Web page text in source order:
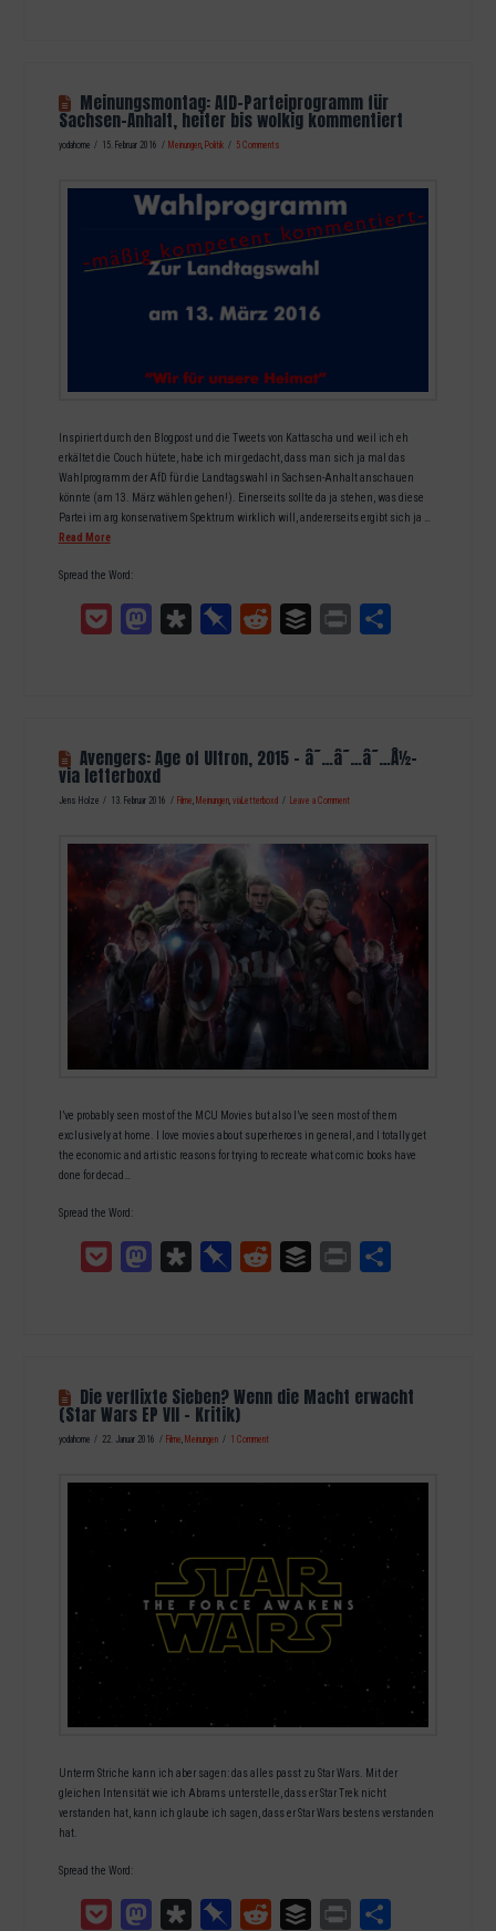
Meinungsmontag: AfD-Parteiprogramm für
Sachsen-Anhalt, heiter bis wolkig kommentiert
yodahome 15. Februar 2016 Meinungen, Politik 5 Comments
Inspiriert durch den Blogpost und die Tweets von Kattascha und weil ich eh
erkältet die Couch hütete, habe ich mir gedacht, dass man sich ja mal das
Wahlprogramm der AfD für die Landtagswahl in Sachsen-Anhalt anschauen
könnte (am 13. März wählen gehen!). Einerseits sollte da ja stehen, was diese
Partei im arg konservativem Spektrum wirklich will, andererseits ergibt sich ja …
Read More
Spread the Word:
Pocket MastodonDiasporaPinboardReddit Buffer Print
Avengers: Age of Ultron, 2015 – â˜…â˜…â˜…Â½-
via letterboxd
Jens Holze 13. Februar 2016 Filme, Meinungen,viaLetterboxd Leave a Comment
I’ve probably seen most of the MCU Movies but also I’ve seen most of them
exclusively at home. I love movies about superheroes in general, and I totally get
the economic and artistic reasons for trying to recreate what comic books have
done for decad…
Spread the Word:
Pocket MastodonDiasporaPinboardReddit Buffer Print
Die verflixte Sieben? Wenn die Macht erwacht
(Star Wars EP VII – Kritik)
yodahome 22. Januar 2016 Filme, Meinungen 1 Comment
Unterm Striche kann ich aber sagen: das alles passt zu Star Wars. Mit der
gleichen Intensität wie ich Abrams unterstelle, dass er Star Trek nicht
verstanden hat, kann ich glaube ich sagen, dass er Star Wars bestens verstanden
hat.
Spread the Word:
Pocket MastodonDiasporaPinboardReddit Buffer Print